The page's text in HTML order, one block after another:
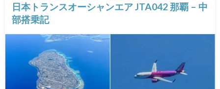
日本トランスオーシャンエア JTA042 那覇 – 中
部搭乗記